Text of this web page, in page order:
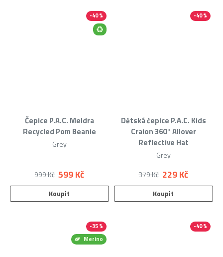
-40 %
Čepice P.A.C. Meldra
Recycled Pom Beanie
Grey
599 Kč
999 Kč
Koupit
-40 %
Dětská čepice P.A.C. Kids
Craion 360° Allover
Reflective Hat
Grey
229 Kč
379 Kč
Koupit
Merino
-35 % -40 %